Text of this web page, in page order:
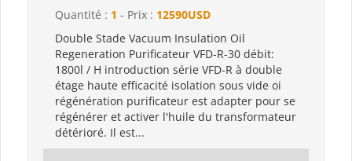
Quantité : 1 - Prix : 12590USD
Double Stade Vacuum Insulation Oil
Regeneration Purificateur VFD-R-30 débit:
1800l / H introduction série VFD-R à double
étage haute efficacité isolation sous vide oi
régénération purificateur est adapter pour se
régénérer et activer l'huile du transformateur
détérioré. Il est...